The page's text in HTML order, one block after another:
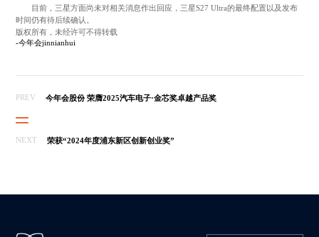
目前，三星方面尚未对相关消息作出回应，三星S27 Ultra的最终配置以及发布
时间仍有待后续确认。
版权所有，未经许可不得转载
-今年会jinnianhui
PREV 今年会股份 荣膺2025汽车电子·金芯奖卓越产品奖
NEXT 荣获“2024年度浦东新区创新创业奖”